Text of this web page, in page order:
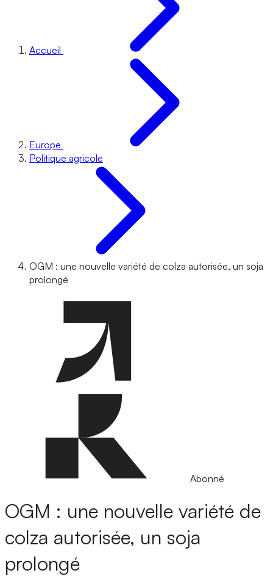
Accueil
Europe
Politique agricole
OGM : une nouvelle variété de colza autorisée, un soja
prolongé
Abonné
OGM : une nouvelle variété de
colza autorisée, un soja
prolongé